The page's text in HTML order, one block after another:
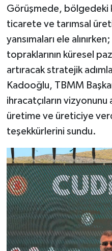
Görüşmede, bölgedeki
ticarete ve tarımsal
yansımaları ele
topraklarının küresel
artıracak stratejik
Kadooğlu, TBMM
ihracatçıların
üretime ve üreticiye
teşekkürlerini sundu.